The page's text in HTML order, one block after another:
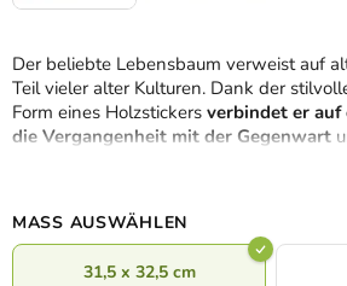
Der beliebte Lebensbaum verweist auf
Teil vieler alter Kulturen. Dank der
Form eines Holzstickers verbindet er auf
die Vergangenheit mit der Gegenwart
MASS AUSWÄHLEN
31,5 x 32,5 cm